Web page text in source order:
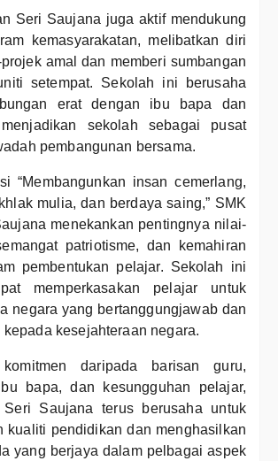
Seri Saujana juga aktif mendukung
kemasyarakatan, melibatkan diri
amal dan memberi sumbangan
setempat. Sekolah ini berusaha
erat dengan ibu bapa dan
sekolah sebagai pusat
pembangunan bersama.
“Membangunkan insan cemerlang,
mulia, dan berdaya saing,” SMK
menekankan pentingnya nilai-
patriotisme, dan kemahiran
pembentukan pelajar. Sekolah ini
memperkasakan pelajar untuk
negara yang bertanggungjawab dan
kepada kesejahteraan negara.
komitmen daripada barisan guru,
bapa, dan kesungguhan pelajar,
Seri Saujana terus berusaha untuk
kualiti pendidikan dan menghasilkan
yang berjaya dalam pelbagai aspek